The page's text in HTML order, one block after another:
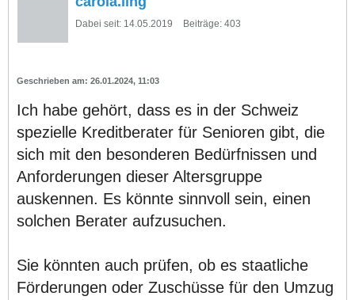
Dabei seit: 14.05.2019 Beiträge: 403
26.01.2024, 11:03
Ich habe gehört, dass es in der Schweiz
spezielle Kreditberater für Senioren gibt, die
sich mit den besonderen Bedürfnissen und
Anforderungen dieser Altersgruppe
auskennen. Es könnte sinnvoll sein, einen
solchen Berater aufzusuchen.
Sie könnten auch prüfen, ob es staatliche
Förderungen oder Zuschüsse für den Umzug